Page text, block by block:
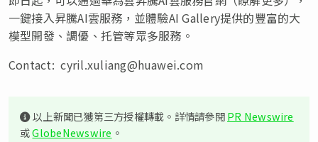
一鍵接入昇騰AI雲服務，並體驗AI Gallery提供的豐富的大
模型開發、調優、托管等眾多服務。
Contact:cyril.xuliang@huawei.com
以上新聞已獲第三方授權轉載。詳情請參閱PR Newswire
或GlobeNewswire 。